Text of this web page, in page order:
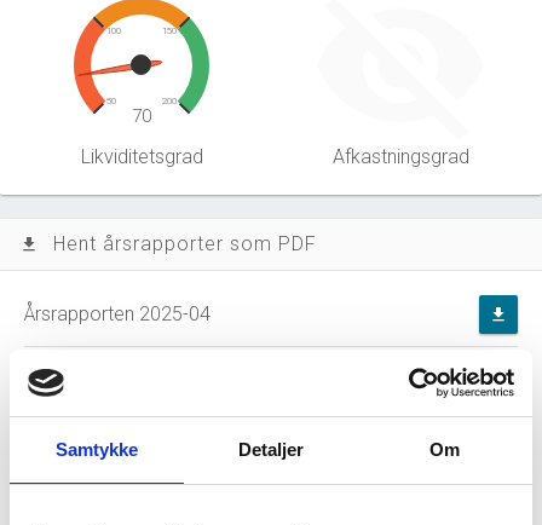
Samtykke Detaljer Om
50
100 150
200
70
Likviditetsgrad Afkastningsgrad
file_download Hent årsrapporter som PDF
Årsrapporten 2025-04 file_download
Årsrapporten 2024-04 file_download
Årsrapporten 2023-04